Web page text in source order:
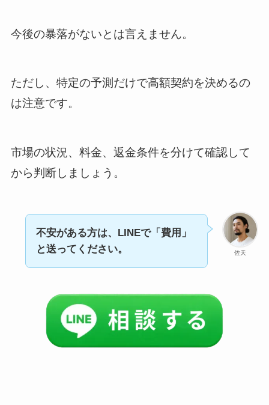
今後の暴落がないとは言えません。
ただし、特定の予測だけで高額契約を決めるの
は注意です。
市場の状況、料金、返金条件を分けて確認して
から判断しましょう。
佐天
不安がある方は、LINEで「費用」
と送ってください。